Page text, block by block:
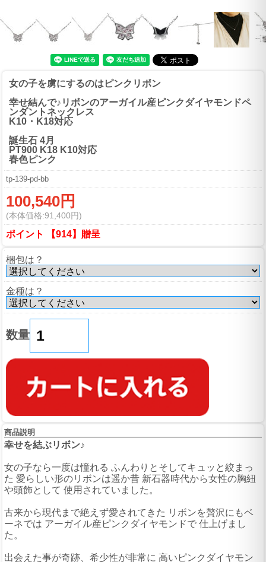
女の子を虜にするのはピンクリボン
幸せ結んで♪リボンのアーガイル産ピンクダイヤモンドペ
ンダントネックレス
K10・K18対応
誕生石 4月
PT900 K18 K10対応
春色ピンク
tp-139-pd-bb
100,540円
(本体価格:91,400円)
ポイント 【914】贈呈
梱包は？
金種は？
数量
商品説明
幸せを結ぶリボン♪
女の子なら一度は憧れる ふんわりとそしてキュッと絞まっ
た 愛らしい形のリボンは遥か昔 新石器時代から女性の胸紐
や頭飾として 使用されていました。
古来から現代まで絶えず愛されてきた リボンを贅沢にもベ
ーネでは アーガイル産ピンクダイヤモンドで 仕上げまし
た。
出会えた事が奇跡、希少性が非常に 高いピンクダイヤモン